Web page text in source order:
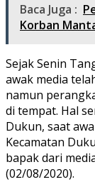
Baca Juga :
Korban
Sejak Senin
awak media
namun
di tempat. Hal
Dukun, saat
Kecamatan
bapak dari
(02/08/2020).